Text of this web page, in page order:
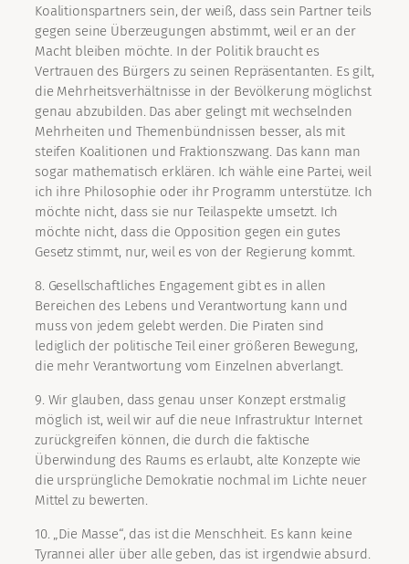
Koalitionspartners sein, der weiß, dass sein Partner teils
gegen seine Überzeugungen abstimmt, weil er an der
Macht bleiben möchte. In der Politik braucht es
Vertrauen des Bürgers zu seinen Repräsentanten. Es gilt,
die Mehrheitsverhältnisse in der Bevölkerung möglichst
genau abzubilden. Das aber gelingt mit wechselnden
Mehrheiten und Themenbündnissen besser, als mit
steifen Koalitionen und Fraktionszwang. Das kann man
sogar mathematisch erklären. Ich wähle eine Partei, weil
ich ihre Philosophie oder ihr Programm unterstütze. Ich
möchte nicht, dass sie nur Teilaspekte umsetzt. Ich
möchte nicht, dass die Opposition gegen ein gutes
Gesetz stimmt, nur, weil es von der Regierung kommt.
8. Gesellschaftliches Engagement gibt es in allen
Bereichen des Lebens und Verantwortung kann und
muss von jedem gelebt werden. Die Piraten sind
lediglich der politische Teil einer größeren Bewegung,
die mehr Verantwortung vom Einzelnen abverlangt.
9. Wir glauben, dass genau unser Konzept erstmalig
möglich ist, weil wir auf die neue Infrastruktur Internet
zurückgreifen können, die durch die faktische
Überwindung des Raums es erlaubt, alte Konzepte wie
die ursprüngliche Demokratie nochmal im Lichte neuer
Mittel zu bewerten.
10. „Die Masse“, das ist die Menschheit. Es kann keine
Tyrannei aller über alle geben, das ist irgendwie absurd.